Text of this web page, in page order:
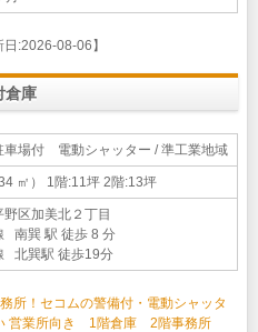
日:2026-08-06】
倉庫
場付 電動シャッター / 準工業地域
㎡） 1階:11坪 2階:13坪
区加美北２丁目
南巽 駅 徒歩 8 分
北巽駅 徒歩19分
所！セコムの警備付・電動シャッタ
営業所向き 1階倉庫 2階事務所